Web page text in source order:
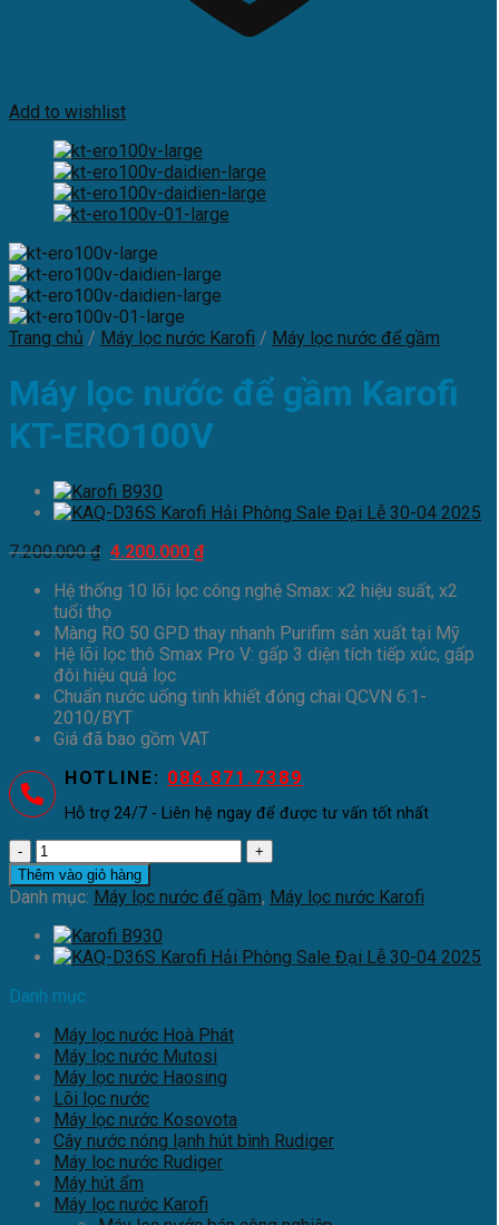
Add to wishlist
Trang chủ / Máy lọc nước Karofi / Máy lọc nước để gầm
Máy lọc nước để gầm Karofi
KT-ERO100V
7.200.000₫ Giá
là:
7.200.000 ₫.
4.200.000 ₫Giá
tại
4.200.000 ₫.
Hệ thống 10 lõi lọc công nghệ Smax: x2 hiệu suất, x2
tuổi thọ
Màng RO 50 GPD thay nhanh Purifim sản xuất tại Mỹ
Hệ lõi lọc thô Smax Pro V: gấp 3 diện tích tiếp xúc, gấp
đôi hiệu quả lọc
Chuẩn nước uống tinh khiết đóng chai QCVN 6:1-
2010/BYT
Giá đã bao gồm VAT
HOTLINE: 086.871.7389
Hỗ trợ 24/7 - Liên hệ ngay để được tư vấn tốt nhất
Máy
lọc
nước
gầm
Karofi
ERO100V
lượng
Thêm vào giỏ hàng
Danh mục: Máy lọc nước để gầm, Máy lọc nước Karofi
Danh mục
Máy lọc nước Hoà Phát
Máy lọc nước Mutosi
Máy lọc nước Haosing
Lõi lọc nước
Máy lọc nước Kosovota
Cây nước nóng lạnh hút bình Rudiger
Máy lọc nước Rudiger
Máy hút ẩm
Máy lọc nước Karofi